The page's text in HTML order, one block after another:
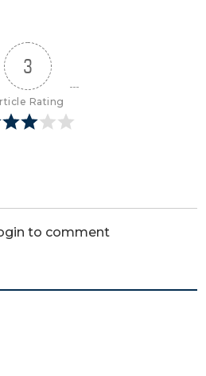
3
Rating
to comment